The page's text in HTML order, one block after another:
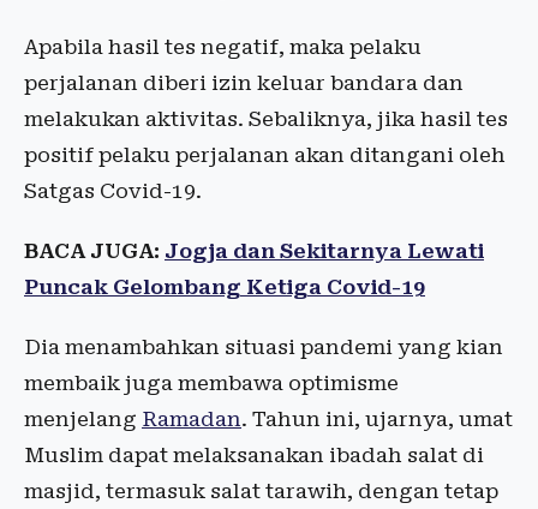
Apabila hasil tes negatif, maka pelaku
perjalanan diberi izin keluar bandara dan
melakukan aktivitas. Sebaliknya, jika hasil tes
positif pelaku perjalanan akan ditangani oleh
Satgas Covid-19.
BACA JUGA: Jogja dan Sekitarnya Lewati
Puncak Gelombang Ketiga Covid-19
Dia menambahkan situasi pandemi yang kian
membaik juga membawa optimisme
menjelang Ramadan. Tahun ini, ujarnya, umat
Muslim dapat melaksanakan ibadah salat di
masjid, termasuk salat tarawih, dengan tetap